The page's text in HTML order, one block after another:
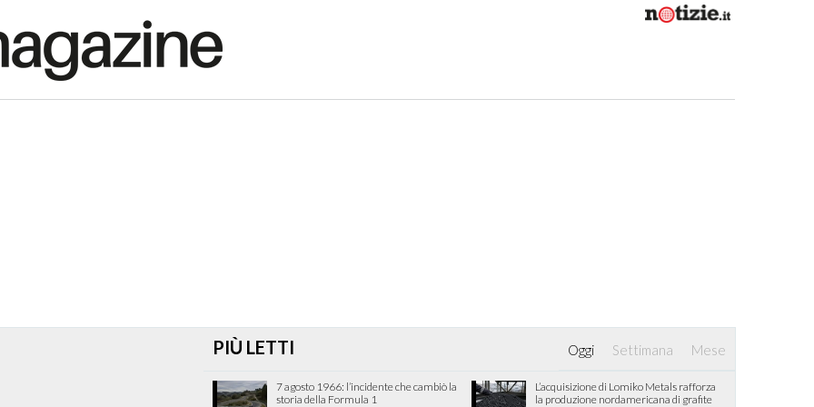
PIÙ LETTI Oggi Settimana Mese
7 agosto 1966: l’incidente che cambiò la
storia della Formula 1
L’acquisizione di Lomiko Metals rafforza
la produzione nordamericana di grafite